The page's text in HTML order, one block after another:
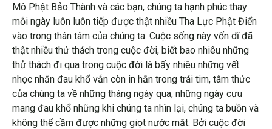
Mô Phật Bảo Thành và các bạn, chúng ta hạnh phúc thay
mỗi ngày luôn luôn tiếp được thật nhiều Tha Lực Phật Điển
vào trong thân tâm của chúng ta. Cuộc sống này vốn dĩ đã
thật nhiều thử thách trong cuộc đời, biết bao nhiêu những
thử thách đi qua trong cuộc đời là bấy nhiêu những vết
nhọc nhằn đau khổ vẫn còn in hằn trong trái tim, tâm thức
của chúng ta về những tháng ngày qua, những ngày cưu
mang đau khổ những khi chúng ta nhìn lại, chúng ta buồn và
không thể cầm được những giọt nước măt. Bởi cuộc đời